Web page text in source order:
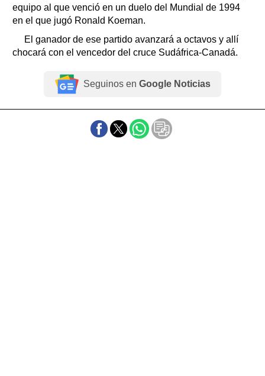
equipo al que venció en un duelo del Mundial de 1994
en el que jugó Ronald Koeman.
El ganador de ese partido avanzará a octavos y allí
chocará con el vencedor del cruce Sudáfrica-Canadá.
Seguinos en Google Noticias